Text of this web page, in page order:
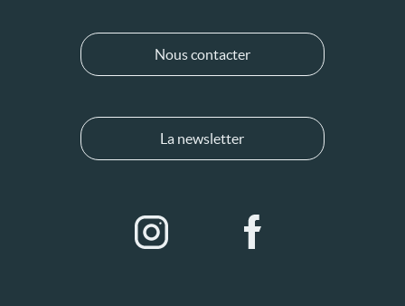
Nous contacter
La newsletter